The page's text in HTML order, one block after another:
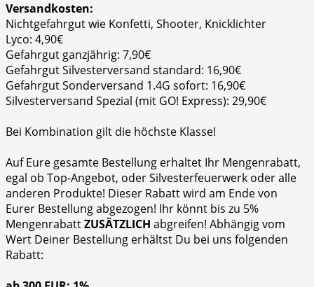
Versandkosten:
Nichtgefahrgut wie Konfetti, Shooter, Knicklichter
Lyco: 4,90€
Gefahrgut ganzjährig: 7,90€
Gefahrgut Silvesterversand standard: 16,90€
Gefahrgut Sonderversand 1.4G sofort: 16,90€
Silvesterversand Spezial (mit GO! Express): 29,90€
Bei Kombination gilt die höchste Klasse!
Auf Eure gesamte Bestellung erhaltet Ihr Mengenrabatt,
egal ob Top-Angebot, oder Silvesterfeuerwerk oder alle
anderen Produkte! Dieser Rabatt wird am Ende von
Eurer Bestellung abgezogen! Ihr könnt bis zu 5%
MengenrabattZUSÄTZLICH abgreifen! Abhängig vom
Wert Deiner Bestellung erhältst Du bei uns folgenden
Rabatt: